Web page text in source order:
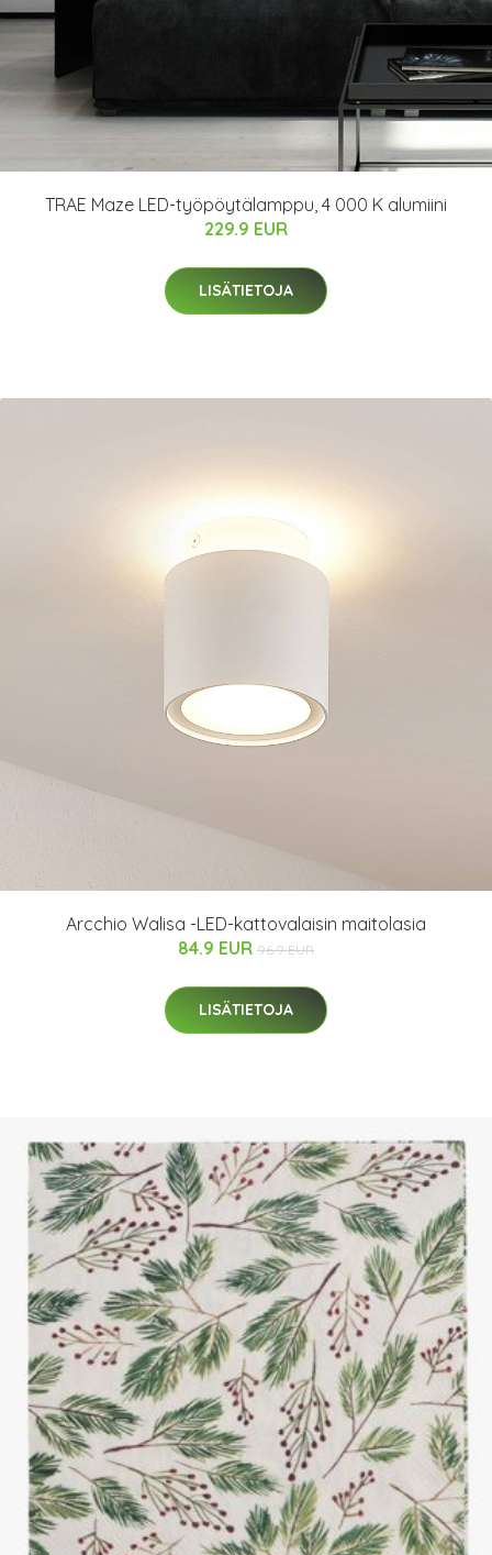
TRAE Maze LED-työpöytälamppu, 4 000 K alumiini
229.9 EUR
LISÄTIETOJA
Arcchio Walisa -LED-kattovalaisin maitolasia
84.9 EUR 96.9 EUR
LISÄTIETOJA